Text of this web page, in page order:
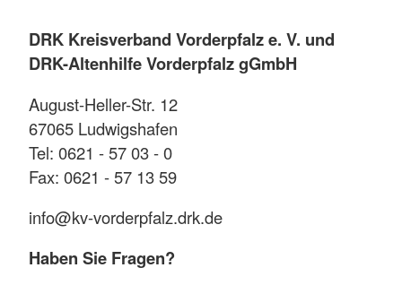
DRK Kreisverband Vorderpfalz e. V. und
DRK-Altenhilfe Vorderpfalz gGmbH
August-Heller-Str. 12
67065 Ludwigshafen
Tel: 0621 - 57 03 - 0
Fax: 0621 - 57 13 59
info@kv-vorderpfalz.drk.de
Haben Sie Fragen?